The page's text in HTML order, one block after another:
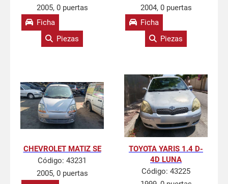
2005, 0 puertas
Ficha
Piezas
2004, 0 puertas
Ficha
Piezas
CHEVROLET MATIZ SE
Código: 43231
2005, 0 puertas
TOYOTA YARIS 1.4 D-
4D LUNA
Código: 43225